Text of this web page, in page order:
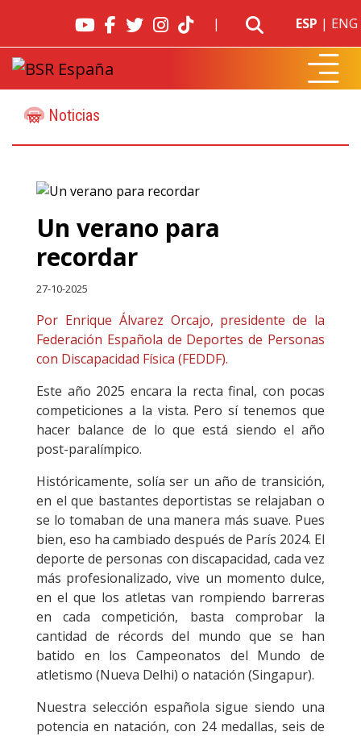
| ESP | ENG
Noticias
Un verano para
recordar
27-10-2025
Por Enrique Álvarez Orcajo, presidente de la
Federación Española de Deportes de Personas
con Discapacidad Física (FEDDF).
Este año 2025 encara la recta final, con pocas
competiciones a la vista. Pero sí tenemos que
hacer balance de lo que está siendo el año
post-paralímpico.
Históricamente, solía ser un año de transición,
en el que bastantes deportistas se relajaban o
se lo tomaban de una manera más suave. Pues
bien, eso ha cambiado después de París 2024. El
deporte de personas con discapacidad, cada vez
más profesionalizado, vive un momento dulce,
en el que los atletas van rompiendo barreras
en cada competición, basta comprobar la
cantidad de récords del mundo que se han
batido en los Campeonatos del Mundo de
atletismo (Nueva Delhi) o natación (Singapur).
Nuestra selección española sigue siendo una
potencia en natación, con 24 medallas, seis de